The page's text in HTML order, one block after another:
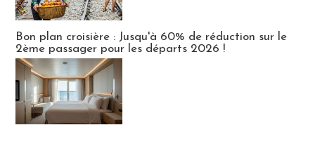
Bon plan croisière : Jusqu'à 60% de réduction sur le
2ème passager pour les départs 2026 !